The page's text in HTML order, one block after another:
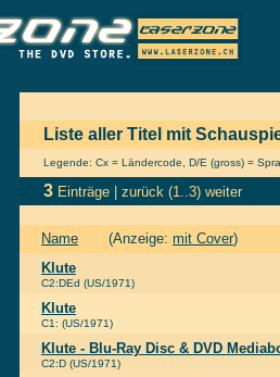
Liste aller Titel mit
Legende: Cx = Ländercode, D/E (gross) =
3 Einträge | zurück (1..3) weiter
Name (Anzeige: mit Cover)
Klute
C2:DEd (US/1971)
Klute
C1: (US/1971)
Klute - Blu-Ray Disc & DVD
C2:D (US/1971)